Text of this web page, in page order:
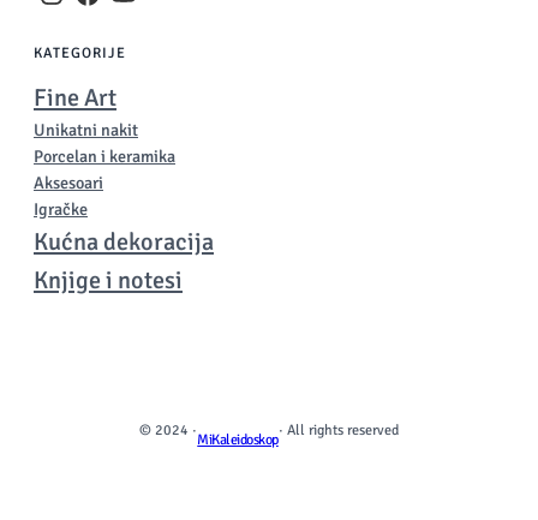
KATEGORIJE
Fine Art
Unikatni nakit
Porcelan i keramika
Aksesoari
Igračke
Kućna dekoracija
Knjige i notesi
© 2024 ·
MiKaleidoskop
· All rights reserved